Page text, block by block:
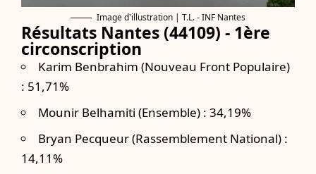
Image d'illustration | T.L. - INF Nantes
Résultats Nantes (44109) - 1ère
circonscription
Karim Benbrahim (Nouveau Front Populaire)
: 51,71%
Mounir Belhamiti (Ensemble) : 34,19%
Bryan Pecqueur (Rassemblement National) :
14,11%